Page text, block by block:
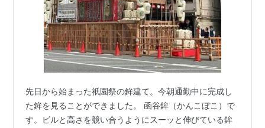
先日から始まった祇園祭の鉾建て。今朝通勤中に完成し
た鉾を見ることができました。 函谷鉾（かんこぼこ）で
す。ビルと高さを競い合うようにスーッと伸びている鉾